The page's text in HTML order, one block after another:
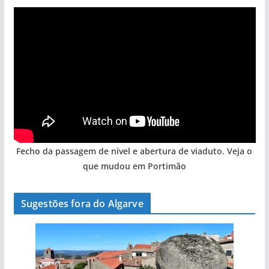
Fecho da passagem de nível e abertura de viaduto. Veja o
que mudou em Portimão
Sugestões fora do Algarve